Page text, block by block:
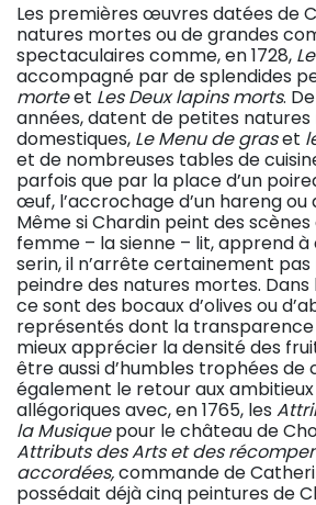
Les premières œuvres datées de
natures mortes ou de grandes
spectaculaires comme, en 1728,
accompagné par de splendides
morteet Les Deux lapins morts.
années, datent de petites
domestiques, Le Menu de graset
et de nombreuses tables de
parfois que par la place d’un
œuf, l’accrochage d’un hareng ou
Même si Chardin peint des scènes
femme – la sienne – lit, apprend
serin, il n’arrête certainement
peindre des natures mortes. Dans
ce sont des bocaux d’olives ou
représentés dont la
mieux apprécier la densité des
être aussi d’humbles trophées de
également le retour aux
allégoriques avec, en 1765, les
la Musiquepour le château de
Attributs des Arts et des
accordées,commande de
possédait déjà cinq peintures de